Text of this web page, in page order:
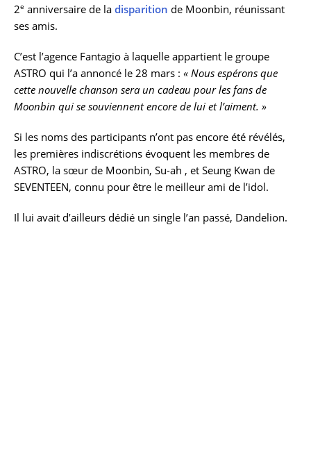
2e anniversaire de la disparition de Moonbin, réunissant
ses amis.
C’est l’agence Fantagio à laquelle appartient le groupe
ASTRO qui l’a annoncé le 28 mars : « Nous espérons que
cette nouvelle chanson sera un cadeau pour les fans de
Moonbin qui se souviennent encore de lui et l’aiment. »
Si les noms des participants n’ont pas encore été révélés,
les premières indiscrétions évoquent les membres de
ASTRO, la sœur de Moonbin, Su-ah , et Seung Kwan de
SEVENTEEN, connu pour être le meilleur ami de l’idol.
Il lui avait d’ailleurs dédié un single l’an passé, Dandelion.